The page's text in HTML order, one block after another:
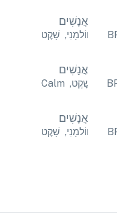
אֲנָשִׁים
חוֹלמָנִי, שָׁקֶט
אֲנָשִׁים
שָׁקֶט,
Calm
אֲנָשִׁים
חוֹלמָנִי, שָׁקֶט